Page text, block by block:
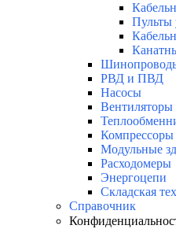
Пульты
РВД и ПВД
Насосы
Вентиляторы
Компрессоры
Модульные
Расходомеры
Энергоцепи
Складская
Справочник